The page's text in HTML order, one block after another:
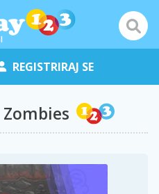
REGISTRIRAJ SE